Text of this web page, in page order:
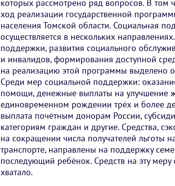
которых рассмотрено ряд вопросов. В том
ход реализации государственной
населения Томской области. Социальная
осуществляется в нескольких
поддержки, развития социального
и инвалидов, формирования доступной
на реализацию этой программы выделено
Среди мер социальной поддержки:
помощи, денежные выплаты на улучшение
единовременном рождении трёх и более
выплата почётным донорам России,
категориям граждан и другие. Средства,
на сокращении числа получателей льготы
транспорте, направлены на поддержку
последующий ребёнок. Средств на эту
хватало.